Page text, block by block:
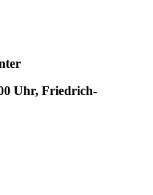
Uhr, Friedrich-